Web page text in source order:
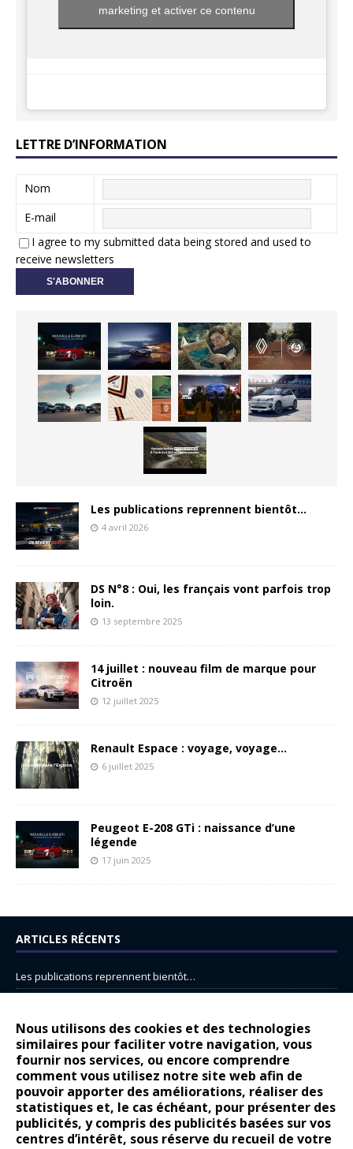
Nous utilisons des cookies et des technologies
similaires pour faciliter votre navigation, vous
fournir nos services, ou encore comprendre
comment vous utilisez notre site web afin de
pouvoir apporter des améliorations, réaliser des
statistiques et, le cas échéant, pour présenter des
publicités, y compris des publicités basées sur vos
centres d’intérêt, sous réserve du recueil de votre
marketing et activer ce contenu
LETTRE D’INFORMATION
Nom
E-mail
I agree to my submitted data being stored and used to
receive newsletters
Les publications reprennent bientôt…
4 avril 2026
DS N°8 : Oui, les français vont parfois trop
loin.
13 septembre 2025
14 juillet : nouveau film de marque pour
Citroën
12 juillet 2025
Renault Espace : voyage, voyage…
6 juillet 2025
Peugeot E-208 GTi : naissance d’une
légende
17 juin 2025
ARTICLES RÉCENTS
Les publications reprennent bientôt…
14 juillet : nouveau film de marque pour Citroën
Renault Espace : voyage, voyage…
Peugeot E-208 GTi : naissance d’une légende
COMMENTAIRES RÉCENTS